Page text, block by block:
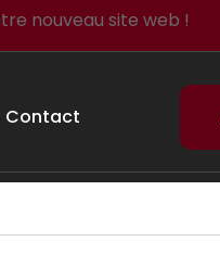
site web !
Contact